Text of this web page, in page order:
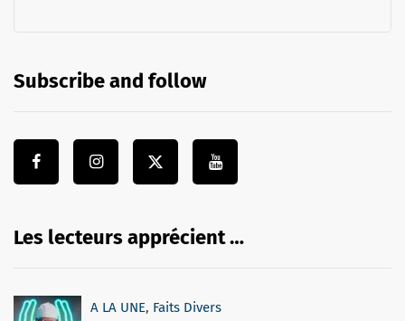
Subscribe and follow
Les lecteurs apprécient …
A LA UNE, Faits Divers